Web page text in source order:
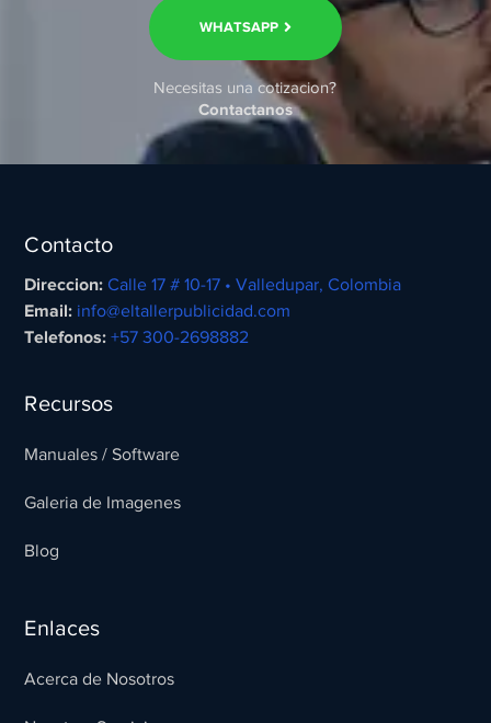
WHATSAPP
Necesitas una cotizacion?
Contactanos
Contacto
Direccion: Calle 17 # 10-17 • Valledupar, Colombia
Email: info@eltallerpublicidad.com
Telefonos: +57 300-2698882
Recursos
Manuales / Software
Galeria de Imagenes
Blog
Enlaces
Acerca de Nosotros